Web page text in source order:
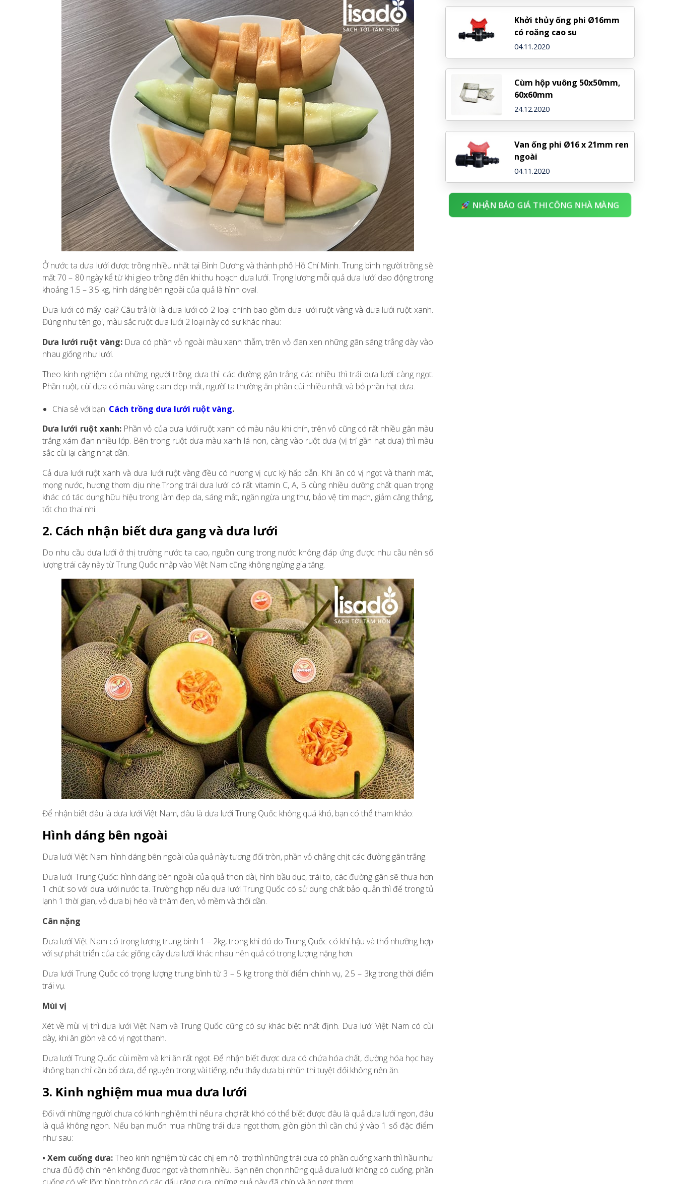
Ở nước ta dưa lưới được trồng nhiều nhất tại Bình Dương và thành phố Hồ Chí Minh. Trung bình người trồng sẽ
mất 70 – 80 ngày kể từ khi gieo trồng đến khi thu hoạch dưa lưới. Trọng lượng mỗi quả dưa lưới dao động trong
khoảng 1.5 – 3.5 kg, hình dáng bên ngoài của quả là hình oval.
Dưa lưới có mấy loại? Câu trả lời là dưa lưới có 2 loại chính bao gồm dưa lưới ruột vàng và dưa lưới ruột xanh.
Đúng như tên gọi, màu sắc ruột dưa lưới 2 loại này có sự khác nhau:
Dưa lưới ruột vàng:Dưa có phần vỏ ngoài màu xanh thẫm, trên vỏ đan xen những gân sáng trắng dày vào
nhau giống như lưới.
Theo kinh nghiệm của những người trồng dưa thì các đường gân trắng các nhiều thì trái dưa lưới càng ngọt.
Phần ruột, cùi dưa có màu vàng cam đẹp mắt, người ta thường ăn phần cùi nhiều nhất và bỏ phần hạt dưa.
Chia sẻ với bạn: Cách trồng dưa lưới ruột vàng.
Dưa lưới ruột xanh:Phần vỏ của dưa lưới ruột xanh có màu nâu khi chín, trên vỏ cũng có rất nhiều gân màu
trắng xám đan nhiều lớp. Bên trong ruột dưa màu xanh lá non, càng vào ruột dưa (vị trí gần hạt dưa) thì màu
sắc cùi lại càng nhạt dần.
Cả dưa lưới ruột xanh và dưa lưới ruột vàng đều có hương vị cực kỳ hấp dẫn. Khi ăn có vị ngọt và thanh mát,
mọng nước, hương thơm dịu nhẹ.Trong trái dưa lưới có rất vitamin C, A, B cùng nhiều dưỡng chất quan trọng
khác có tác dụng hữu hiệu trong làm đẹp da, sáng mắt, ngăn ngừa ung thư, bảo vệ tim mạch, giảm căng thẳng,
tốt cho thai nhi…
2. Cách nhận biết dưa gang và dưa lưới
Do nhu cầu dưa lưới ở thị trường nước ta cao, nguồn cung trong nước không đáp ứng được nhu cầu nên số
lượng trái cây này từ Trung Quốc nhập vào Việt Nam cũng không ngừng gia tăng.
Để nhận biết đâu là dưa lưới Việt Nam, đâu là dưa lưới Trung Quốc không quá khó, bạn có thể tham khảo:
Hình dáng bên ngoài
Dưa lưới Việt Nam: hình dáng bên ngoài của quả này tương đối tròn, phần vỏ chằng chịt các đường gân trắng.
Dưa lưới Trung Quốc: hình dáng bên ngoài của quả thon dài, hình bầu dục, trái to, các đường gân sẽ thưa hơn
1 chút so với dưa lưới nước ta. Trường hợp nếu dưa lưới Trung Quốc có sử dụng chất bảo quản thì để trong tủ
lạnh 1 thời gian, vỏ dưa bị héo và thâm đen, vỏ mềm và thối dần.
Cân nặng
Dưa lưới Việt Nam có trọng lượng trung bình 1 – 2kg, trong khi đó do Trung Quốc có khí hậu và thổ nhưỡng hợp
với sự phát triển của các giống cây dưa lưới khác nhau nên quả có trọng lượng nặng hơn.
Dưa lưới Trung Quốc có trọng lượng trung bình từ 3 – 5 kg trong thời điểm chính vụ, 2.5 – 3kg trong thời điểm
trái vụ.
Mùi vị
Xét về mùi vị thì dưa lưới Việt Nam và Trung Quốc cũng có sự khác biệt nhất định. Dưa lưới Việt Nam có cùi
dày, khi ăn giòn và có vị ngọt thanh.
Dưa lưới Trung Quốc cùi mềm và khi ăn rất ngọt. Để nhận biết được dưa có chứa hóa chất, đường hóa học hay
không bạn chỉ cần bổ dưa, để nguyên trong vài tiếng, nếu thấy dưa bị nhũn thì tuyệt đối không nên ăn.
3. Kinh nghiệm mua mua dưa lưới
Đối với những người chưa có kinh nghiệm thì nếu ra chợ rất khó có thể biết được đâu là quả dưa lưới ngon, đâu
là quả không ngon. Nếu bạn muốn mua những trái dưa ngọt thơm, giòn giòn thì cần chú ý vào 1 số đặc điểm
như sau:
• Xem cuống dưa:Theo kinh nghiệm từ các chị em nội trợ thì những trái dưa có phần cuống xanh thì hầu như
chưa đủ độ chín nên không được ngọt và thơm nhiều. Bạn nên chọn những quả dưa lưới không có cuống, phần
Khởi thủy ống phi Ø16mm
có roăng cao su
04.11.2020
Cùm hộp vuông 50x50mm,
60x60mm
24.12.2020
Van ống phi Ø16 x 21mm ren
ngoài
04.11.2020
NHẬN BÁO GIÁ THI CÔNG NHÀ MÀNG